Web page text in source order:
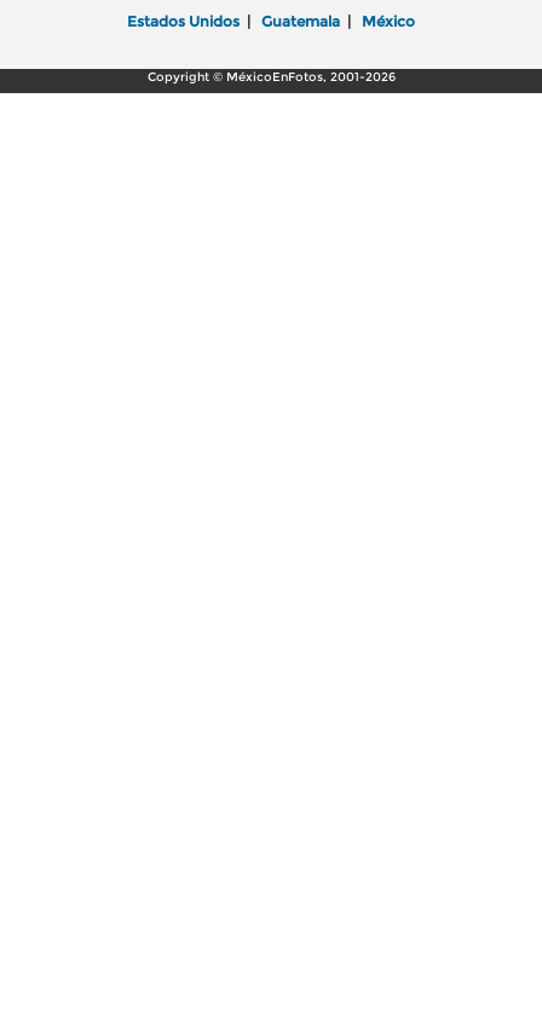
Estados Unidos | Guatemala | México
Copyright © MéxicoEnFotos, 2001-2026